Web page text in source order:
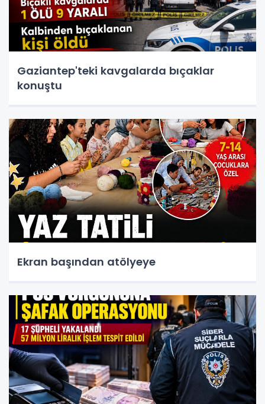
Gaziantep'teki kavgalarda bıçaklar
konuştu
Ekran başından atölyeye